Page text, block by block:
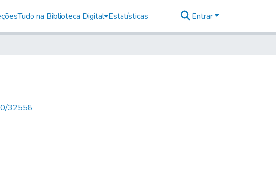
Tudo na Biblioteca Digital Estatísticas Entrar
32558